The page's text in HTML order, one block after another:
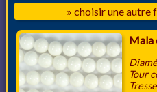
» choisir une autre
Mala
Tour